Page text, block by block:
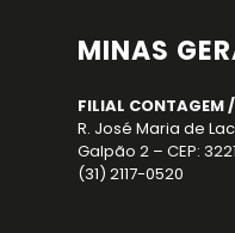
MINAS
FILIAL CONTAGEM
R. José Maria de
Galpão 2 – CEP:
(31) 2117-0520